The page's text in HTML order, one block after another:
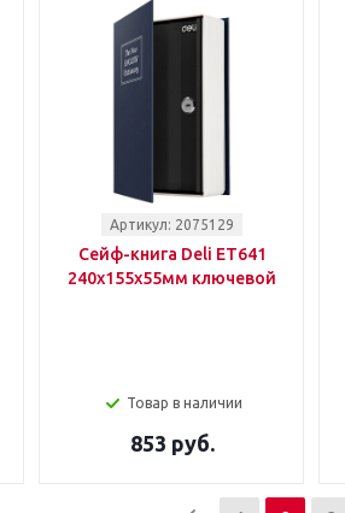
Артикул: 2075129
Сейф-книга Deli ET641
240x155x55мм ключевой
Товар в наличии
853 руб.